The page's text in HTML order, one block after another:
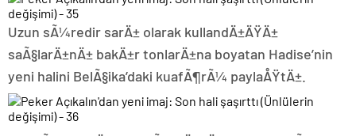
Uzun sÃ¼redir sarÄ± olarak kullandÄ±ÄŸÄ±
saÃ§larÄ±nÄ± bakÄ±r tonlarÄ±na boyatan Hadise’nin
yeni halini BelÃ§ika’daki kuafÃ¶rÃ¼ paylaÅŸtÄ±.